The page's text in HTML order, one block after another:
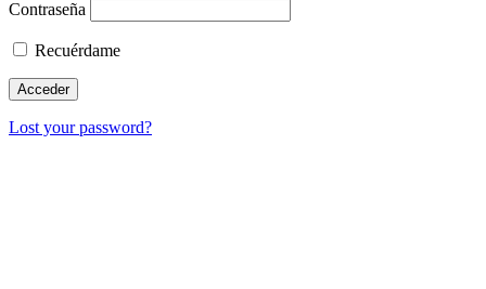
Contraseña
Recuérdame
Lost your password?